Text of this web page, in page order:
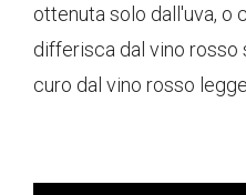
ottenuta solo dall'uva, o
differisca dal vino rosso
curo dal vino rosso